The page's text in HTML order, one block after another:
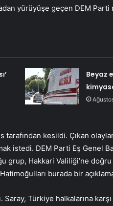
yürüyüşe geçen DEM Parti
Beyaz
kesildi. Çıkan olaylar
istedi. DEM Parti Eş Genel
grup, Hakkari Valiliği’ne
burada bir
Saray, Türkiye halkalarına